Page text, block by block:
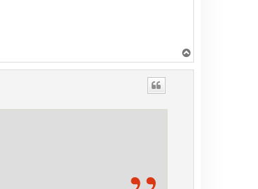
a